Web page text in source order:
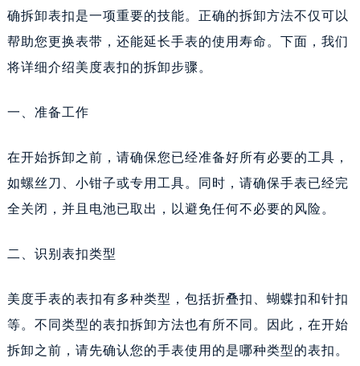
确拆卸表扣是一项重要的技能。正确的拆卸方法不仅可以
帮助您更换表带，还能延长手表的使用寿命。下面，我们
将详细介绍美度表扣的拆卸步骤。
一、准备工作
在开始拆卸之前，请确保您已经准备好所有必要的工具，
如螺丝刀、小钳子或专用工具。同时，请确保手表已经完
全关闭，并且电池已取出，以避免任何不必要的风险。
二、识别表扣类型
美度手表的表扣有多种类型，包括折叠扣、蝴蝶扣和针扣
等。不同类型的表扣拆卸方法也有所不同。因此，在开始
拆卸之前，请先确认您的手表使用的是哪种类型的表扣。